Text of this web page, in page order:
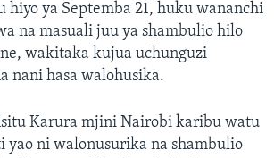
hiyo ya Septemba 21, huku wananchi
na masuali juu ya shambulio hilo
wakitaka kujua uchunguzi
nani hasa walohusika.
Karura mjini Nairobi karibu watu
yao ni walonusurika na shambulio